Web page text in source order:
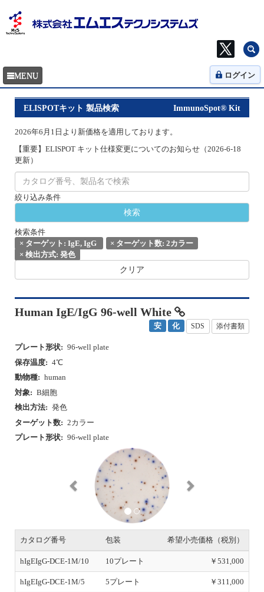
ログイン
ImmunoSpot® Kit
ELISPOTキット 製品検索
2026年6月1日より新価格を適用しております。
【重要】ELISPOT キット仕様変更についてのお知らせ（2026-6-18
更新）
絞り込み条件
検索条件
× ターゲット: IgE, IgG × ターゲット数: 2カラー
× 検出方式: 発色
クリア
Human IgE/IgG 96-well White
安 化 SDS 添付書類
プレート形状: 96-well plate
保存温度: 4℃
動物種: human
対象: B細胞
検出方法: 発色
ターゲット数: 2カラー
プレート形状: 96-well plate
v
s
t
カタログ番号 包装 希望小売価格（税別）
hIgEIgG-DCE-1M/10 10プレート ￥531,000
hIgEIgG-DCE-1M/5 5プレート ￥311,000